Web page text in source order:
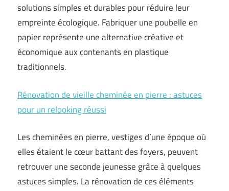
solutions simples et durables pour réduire leur
empreinte écologique. Fabriquer une poubelle en
papier représente une alternative créative et
économique aux contenants en plastique
traditionnels.
Rénovation de vieille cheminée en pierre : astuces
pour un relooking réussi
Les cheminées en pierre, vestiges d’une époque où
elles étaient le cœur battant des foyers, peuvent
retrouver une seconde jeunesse grâce à quelques
astuces simples. La rénovation de ces éléments